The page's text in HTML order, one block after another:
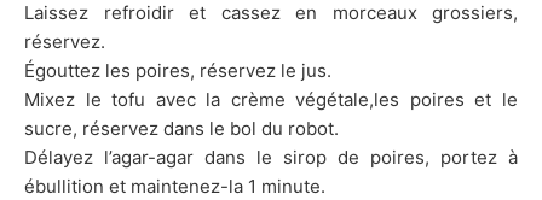
Laissez refroidir et cassez en morceaux grossiers,
réservez.
Égouttez les poires, réservez le jus.
Mixez le tofu avec la crème végétale,les poires et le
sucre, réservez dans le bol du robot.
Délayez l’agar-agar dans le sirop de poires, portez à
ébullition et maintenez-la 1 minute.